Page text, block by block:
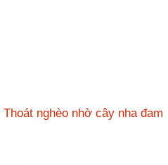
Thoát nghèo nhờ cây nha đam